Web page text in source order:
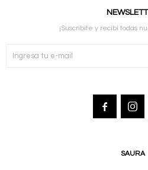
SAURA
¡Suscribite y recibí todas
 